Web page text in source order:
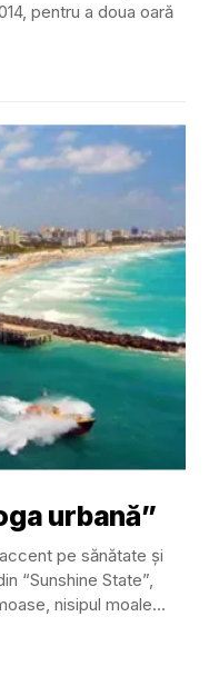
pentru a doua oară
urbană”
pe sănătate și
“Sunshine State”,
nisipul moale...